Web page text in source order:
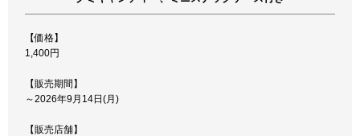
【価格】
1,400円
【販売期間】
～2026年9月14日(月)
【販売店舗】